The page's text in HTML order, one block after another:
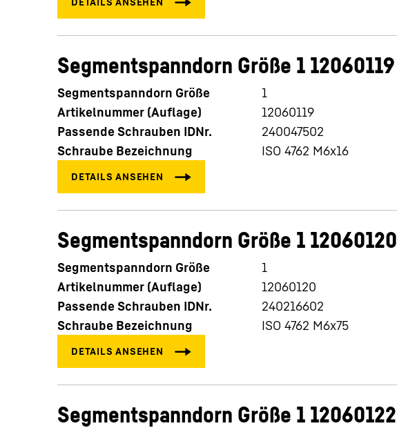
Segmentspanndorn Größe 1 12060119
Segmentspanndorn Größe
1
Artikelnummer (Auflage)
12060119
Passende Schrauben IDNr.
240047502
Schraube Bezeichnung
ISO 4762 M6x16
Segmentspanndorn Größe 1 12060120
Segmentspanndorn Größe
1
Artikelnummer (Auflage)
12060120
Passende Schrauben IDNr.
240216602
Schraube Bezeichnung
ISO 4762 M6x75
Segmentspanndorn Größe 1 12060122